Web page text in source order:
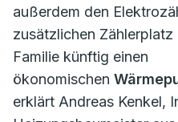
außerdem den
zusätzlichen
Familie künftig einen
ökonomischen
erklärt Andreas Kenkel,